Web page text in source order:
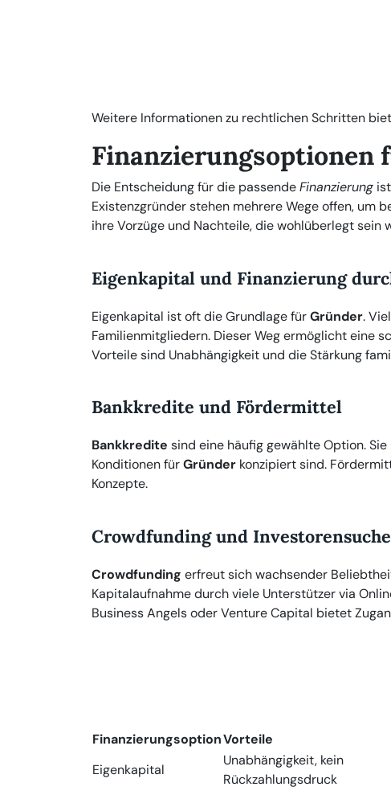
Weitere Informationen zu rechtlichen Schritten
Finanzierungsoptionen
Die Entscheidung für die passendeFinanzierung
Existenzgründer stehen mehrere Wege offen, um
ihre Vorzüge und Nachteile, die wohlüberlegt sein
Eigenkapital und Finanzierung
Eigenkapital ist oft die Grundlage fürGründer.
Familienmitgliedern. Dieser Weg ermöglicht eine
Vorteile sind Unabhängigkeit und die Stärkung
Bankkredite und Fördermittel
Bankkredite sind eine häufig gewählte Option.
Konditionen fürGründer konzipiert sind.
Konzepte.
Crowdfunding und Investorensuche
Crowdfunding erfreut sich wachsender
Kapitalaufnahme durch viele Unterstützer via
Business Angels oder Venture Capital bietet
FinanzierungsoptionVorteile
Eigenkapital
Unabhängigkeit, kein
Rückzahlungsdruck